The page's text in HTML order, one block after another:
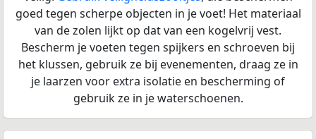
goed tegen scherpe objecten in je voet! Het materiaal
van de zolen lijkt op dat van een kogelvrij vest.
Bescherm je voeten tegen spijkers en schroeven bij
het klussen, gebruik ze bij evenementen, draag ze in
je laarzen voor extra isolatie en bescherming of
gebruik ze in je waterschoenen.